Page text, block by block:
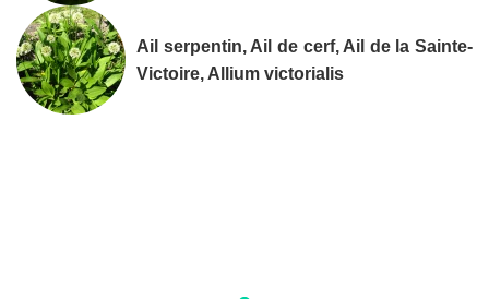
Ail serpentin, Ail de cerf, Ail de la Sainte-
Victoire, Allium victorialis